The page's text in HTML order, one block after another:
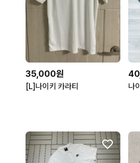
35,000원
[L]나이키 카라티 나